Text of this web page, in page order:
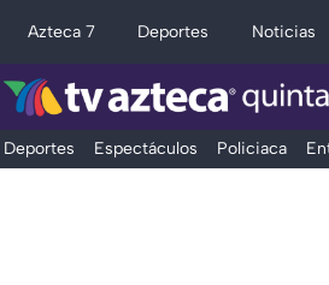
Azteca 7 Deportes Noticias
Deportes Espectáculos Policiaca